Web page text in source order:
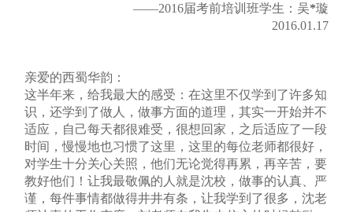
——2016届考前培训班学生：吴*璇
2016.01.17
亲爱的西蜀华韵：
这半年来，给我最大的感受：在这里不仅学到了许多知
识，还学到了做人，做事方面的道理，其实一开始并不
适应，自己每天都很难受，很想回家，之后适应了一段
时间，慢慢地也习惯了这里，这里的每位老师都很好，
对学生十分关心关照，他们无论觉得再累，再辛苦，要
教好他们！让我最敬佩的人就是沈校，做事的认真、严
谨，每件事情都做得井井有条，让我学到了很多，沈老